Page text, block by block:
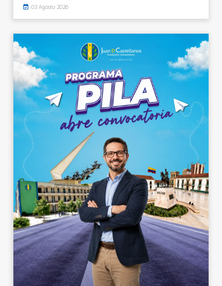
03 Agosto 2026